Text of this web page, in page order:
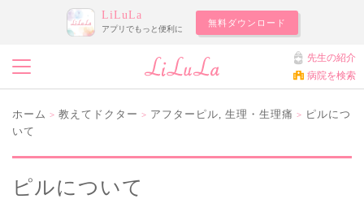
LiLuLa
アプリでもっと便利に
無料ダウンロード
先生の紹介
病院を検索
ホーム > 教えてドクター > アフターピル, 生理・生理痛 > ピルにつ
いて
ピルについて